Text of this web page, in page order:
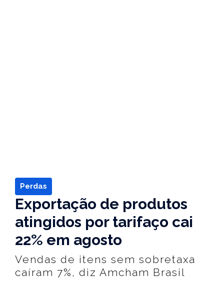
Perdas
Exportação de produtos
atingidos por tarifaço cai
22% em agosto
Vendas de itens sem sobretaxa
caíram 7%, diz Amcham Brasil